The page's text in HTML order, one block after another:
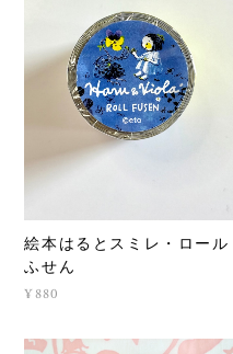
絵本はるとスミレ・ロール
ふせん
¥880